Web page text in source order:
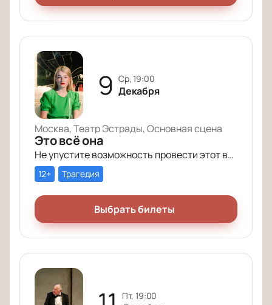
9 ср, 19:00
Декабря
Москва, Театр Эстрады, Основная сцена
Это всё она
Не упустите возможность провести этот вечер в компании героев постановки «Это всё она»!
12+ Трагедия
Выбрать билеты
пт, 19:00